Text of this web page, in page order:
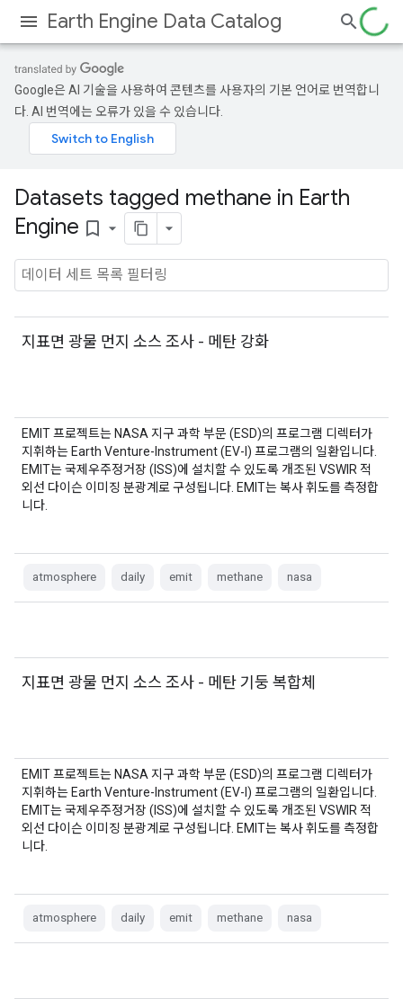
Earth Engine Data Catalog
Google은 AI 기술을 사용하여 콘텐츠를 사용자의 기본 언어로 번역합니
다. AI 번역에는 오류가 있을 수 있습니다.
Datasets tagged methane in Earth
Engine bookmark_border
지표면 광물 먼지 소스 조사 - 메탄 강화
EMIT 프로젝트는 NASA 지구 과학 부문 (ESD)의 프로그램 디렉터가
지휘하는 Earth Venture-Instrument (EV-I) 프로그램의 일환입니다.
EMIT는 국제우주정거장 (ISS)에 설치할 수 있도록 개조된 VSWIR 적
외선 다이슨 이미징 분광계로 구성됩니다. EMIT는 복사 휘도를 측정합
니다.
atmosphere daily emit methane nasa
지표면 광물 먼지 소스 조사 - 메탄 기둥 복합체
EMIT 프로젝트는 NASA 지구 과학 부문 (ESD)의 프로그램 디렉터가
지휘하는 Earth Venture-Instrument (EV-I) 프로그램의 일환입니다.
EMIT는 국제우주정거장 (ISS)에 설치할 수 있도록 개조된 VSWIR 적
외선 다이슨 이미징 분광계로 구성됩니다. EMIT는 복사 휘도를 측정합
니다.
atmosphere daily emit methane nasa